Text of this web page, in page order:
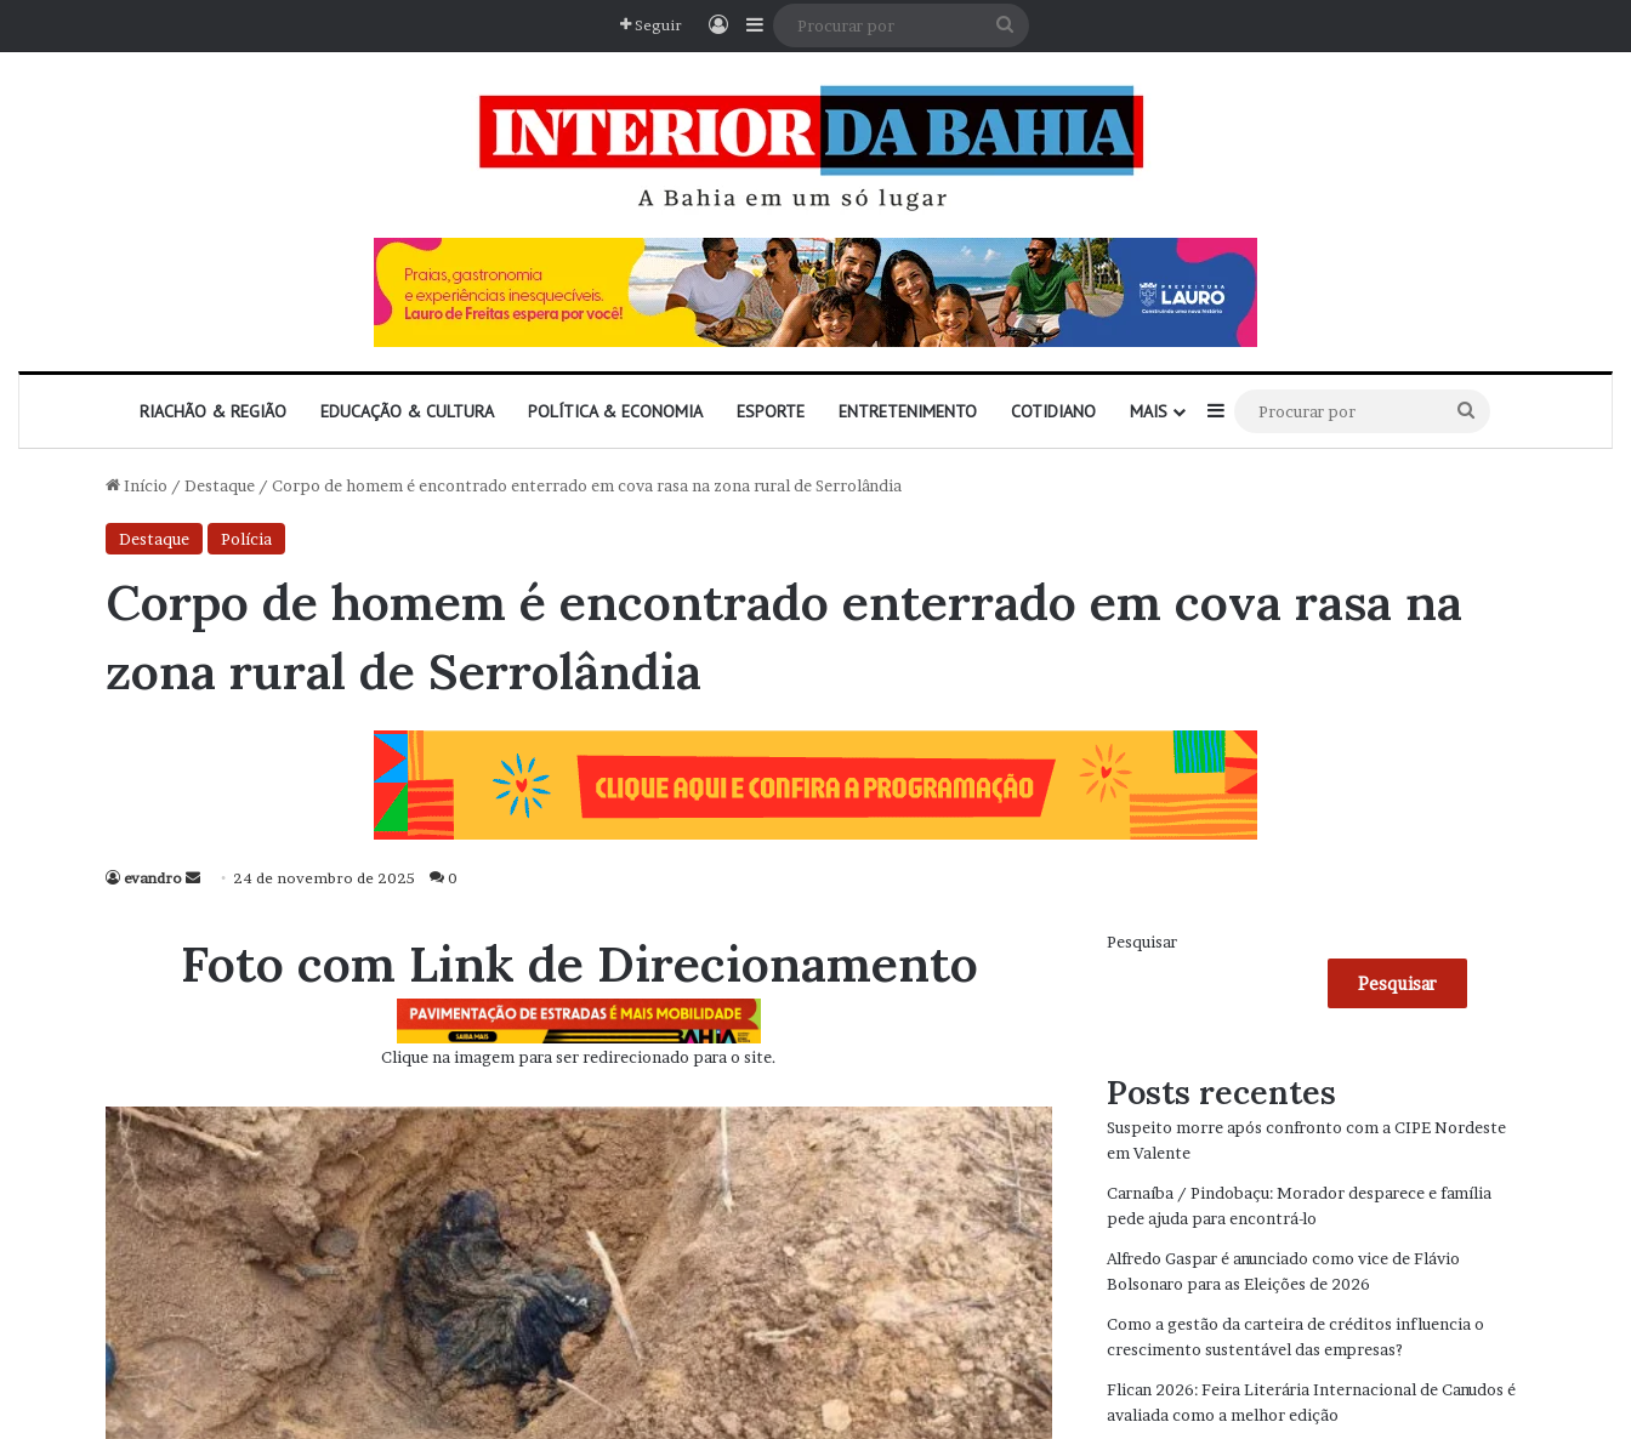
Seguir EntrarBarra Lateral
RIACHÃO & REGIÃO EDUCAÇÃO & CULTURA POLÍTICA & ECONOMIA ESPORTE ENTRETENIMENTO COTIDIANO MAIS Barra Lateral
por
Início / Destaque / Corpo de homem é encontrado enterrado em cova rasa na zona rural de Serrolândia
Destaque Polícia
Corpo de homem é encontrado enterrado em cova rasa na
zona rural de Serrolândia
evandro
Mande
mail
24 de novembro de 2025 0
Foto com Link de Direcionamento
Clique na imagem para ser redirecionado para o site.
Pesquisar
Pesquisar
Posts recentes
Suspeito morre após confronto com a CIPE Nordeste
em Valente
Carnaíba / Pindobaçu: Morador desparece e família
pede ajuda para encontrá-lo
Alfredo Gaspar é anunciado como vice de Flávio
Bolsonaro para as Eleições de 2026
Como a gestão da carteira de créditos influencia o
crescimento sustentável das empresas?
Flican 2026: Feira Literária Internacional de Canudos é
avaliada como a melhor edição